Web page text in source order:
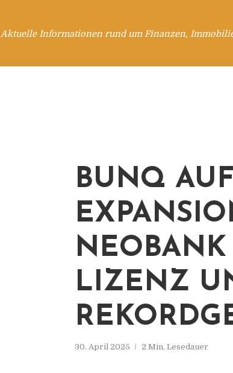
Aktuelle Informationen rund um Finanzen,
BUNQ AUF
NEOBANK
LIZENZ
30. April 2025 2 Min. Lesedauer